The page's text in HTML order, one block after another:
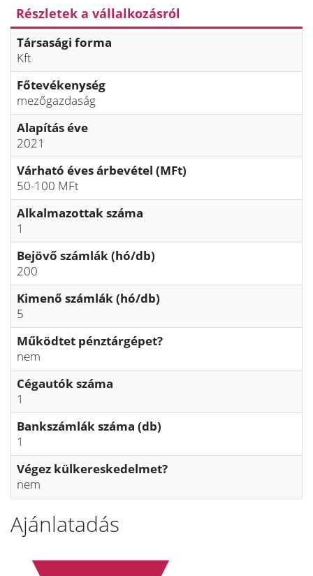
Részletek a vállalkozásról
Társasági forma
Kft
Főtevékenység
mezőgazdaság
Alapítás éve
2021
Várható éves árbevétel (MFt)
50-100 MFt
Alkalmazottak száma
1
Bejövő számlák (hó/db)
200
Kimenő számlák (hó/db)
5
Működtet pénztárgépet?
nem
Cégautók száma
1
Bankszámlák száma (db)
1
Végez külkereskedelmet?
nem
Ajánlatadás